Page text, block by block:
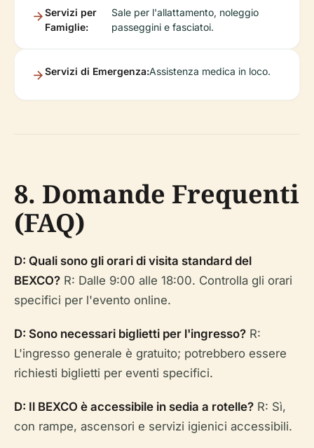
Servizi per
Famiglie:
Sale per l'allattamento, noleggio
passeggini e fasciatoi.
Servizi di Emergenza:Assistenza medica in loco.
8. Domande Frequenti
(FAQ)
D: Quali sono gli orari di visita standard del
BEXCO? R: Dalle 9:00 alle 18:00. Controlla gli orari
specifici per l'evento online.
D: Sono necessari biglietti per l'ingresso? R:
L'ingresso generale è gratuito; potrebbero essere
richiesti biglietti per eventi specifici.
D: Il BEXCO è accessibile in sedia a rotelle? R: Sì,
con rampe, ascensori e servizi igienici accessibili.